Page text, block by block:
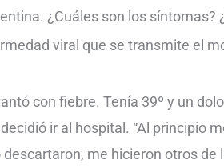
¿Cuáles son los síntomas?
viral que se transmite el
con fiebre. Tenía 39º y un
ir al hospital. “Al principio
me hicieron otros de